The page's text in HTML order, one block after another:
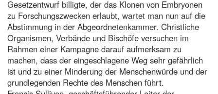
Gesetzentwurf billigte, der das Klonen von Embryonen
zu Forschungszwecken erlaubt, wartet man nun auf die
Abstimmung in der Abgeordnetenkammer. Christliche
Organismen, Verbände und Bischöfe versuchen im
Rahmen einer Kampagne darauf aufmerksam zu
machen, dass der eingeschlagene Weg sehr gefährlich
ist und zu einer Minderung der Menschenwürde und der
grundlegenden Rechte des Menschen führt.